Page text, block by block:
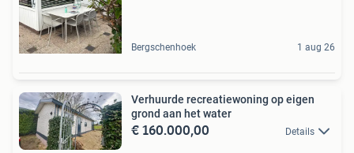
Bergschenhoek 1 aug 26
Verhuurde recreatiewoning op eigen
grond aan het water
€ 160.000,00 Details